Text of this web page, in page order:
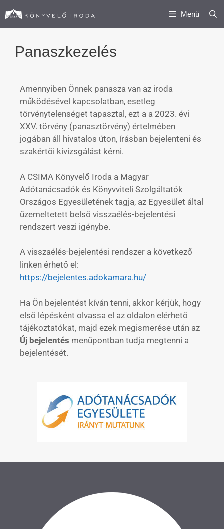
Menü
Panaszkezelés
Amennyiben Önnek panasza van az iroda
működésével kapcsolatban, esetleg
törvénytelenséget tapasztal, ezt a a 2023. évi
XXV. törvény (panasztörvény) értelmében
jogában áll hivatalos úton, írásban bejelenteni és
szakértői kivizsgálást kérni.
A CSIMA Könyvelő Iroda a Magyar
Adótanácsadók és Könyvviteli Szolgáltatók
Országos Egyesületének tagja, az Egyesület által
üzemeltetett belső visszaélés-bejelentési
rendszert veszi igénybe.
A visszaélés-bejelentési rendszer a következő
linken érhető el:
https://bejelentes.adokamara.hu/
Ha Ön bejelentést kíván tenni, akkor kérjük, hogy
első lépésként olvassa el az oldalon elérhető
tájékoztatókat, majd ezek megismerése után az
Új bejelentés menüpontban tudja megtenni a
bejelentését.